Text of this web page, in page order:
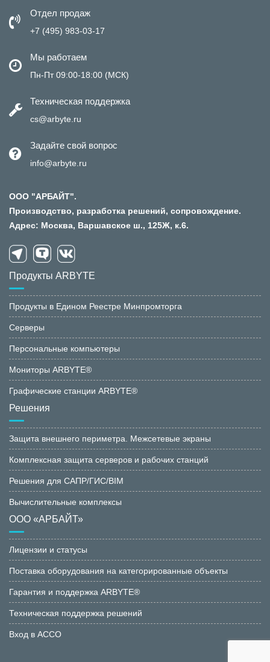
Отдел продаж
+7 (495) 983-03-17
Мы работаем
Пн-Пт 09:00-18:00 (МСК)
Техническая поддержка
cs@arbyte.ru
Задайте свой вопрос
info@arbyte.ru
ООО "АРБАЙТ".
Производство, разработка решений, сопровождение.
Адрес: Москва, Варшавское ш., 125Ж, к.6.
Продукты ARBYTE
Продукты в Едином Реестре Минпромторга
Серверы
Персональные компьютеры
Мониторы ARBYTE®
Графические станции ARBYTE®
Решения
Защита внешнего периметра. Межсетевые экраны
Комплексная защита серверов и рабочих станций
Решения для САПР/ГИС/BIM
Вычислительные комплексы
ООО «АРБАЙТ»
Лицензии и статусы
Поставка оборудования на категорированные объекты
Гарантия и поддержка ARBYTE®
Техническая поддержка решений
Вход в АССО